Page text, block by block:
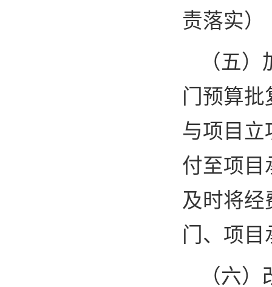
责落实）
（五
门预算
与项目立
付至项目
及时将经
门、项目
（六